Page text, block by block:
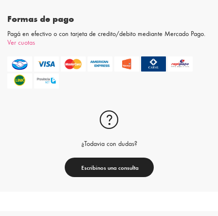
Formas de pago
Pagá en efectivo o con tarjeta de credito/debito mediante Mercado Pago.
Ver cuotas
¿Todavia con dudas?
Escribinos una consulta